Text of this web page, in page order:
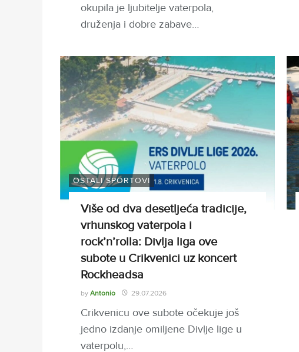
okupila je ljubitelje vaterpola,
druženja i dobre zabave…
OSTALI SPORTOVI
Više od dva desetljeća tradicije,
vrhunskog vaterpola i
rock’n’rolla: Divlja liga ove
subote u Crikvenici uz koncert
Rockheadsa
by Antonio 29.07.2026
Crikvenicu ove subote očekuje još
jedno izdanje omiljene Divlje lige u
vaterpolu,…